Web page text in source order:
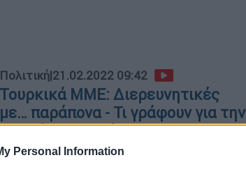
Personal Information
Πολιτική|21.02.2022 09:42
Τουρκικά ΜΜΕ: Διερευνητικές
με… παράπονα - Τι γράφουν για την
επικείμενη συνάντηση
Μέσα σε κλίμα έντασης και…